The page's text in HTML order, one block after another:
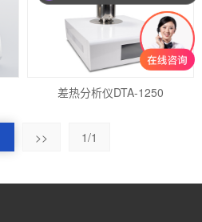
差热分析仪DTA-1250
>> 1/1